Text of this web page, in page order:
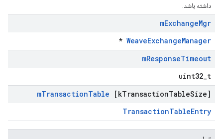
داشته باشد.
mExchangeMgr
WeaveExchangeManager
*
mResponseTimeout
uint32_t
mTransactionTable [kTransactionTableSize]
TransactionTableEntry